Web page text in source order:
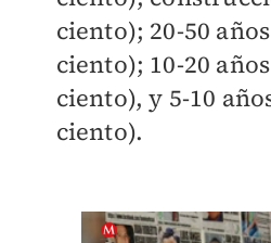
ciento); 20-50
ciento); 10-20
ciento), y 5-10
ciento).